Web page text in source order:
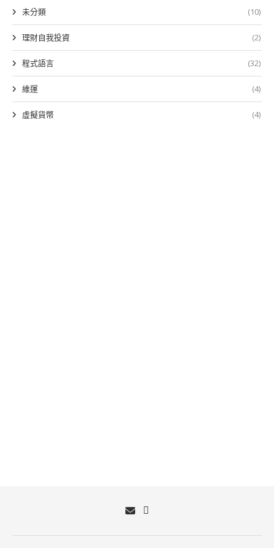
未分類 (10)
理財自我投資 (2)
程式語言 (32)
維運 (4)
虛擬貨幣 (4)